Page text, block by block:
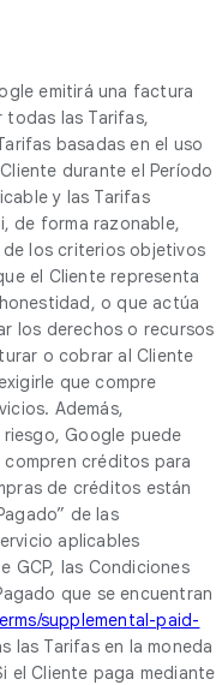
emitirá una factura
todas las Tarifas,
basadas en el uso
durante el Período
y las Tarifas
de forma razonable,
los criterios objetivos
el Cliente representa
o que actúa
los derechos o recursos
o cobrar al Cliente
que compre
Además,
Google puede
créditos para
de créditos están
de las
aplicables
GCP, las Condiciones
que se encuentran
supplemental-paid-
las Tarifas en la moneda
el Cliente paga mediante